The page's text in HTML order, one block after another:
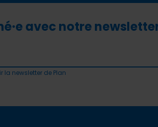
avec notre
la newsletter de Plan